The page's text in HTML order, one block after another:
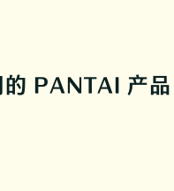
的 PANTAI 产品